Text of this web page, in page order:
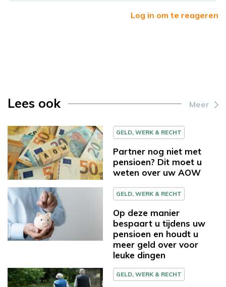
Log in om te reageren
Lees ook Meer
GELD, WERK & RECHT
Partner nog niet met
pensioen? Dit moet u
weten over uw AOW
GELD, WERK & RECHT
Op deze manier
bespaart u tijdens uw
pensioen en houdt u
meer geld over voor
leuke dingen
GELD, WERK & RECHT